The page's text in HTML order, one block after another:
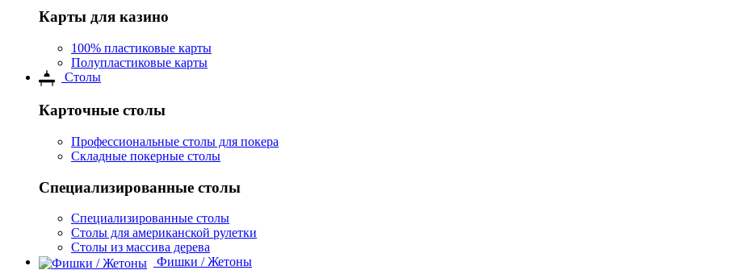
Карты для казино
100% пластиковые карты
Полупластиковые карты
Столы
Карточные столы
Профессиональные столы для покера
Складные покерные столы
Специализированные столы
Специализированные столы
Столы для американской рулетки
Столы из массива дерева
Фишки / Жетоны